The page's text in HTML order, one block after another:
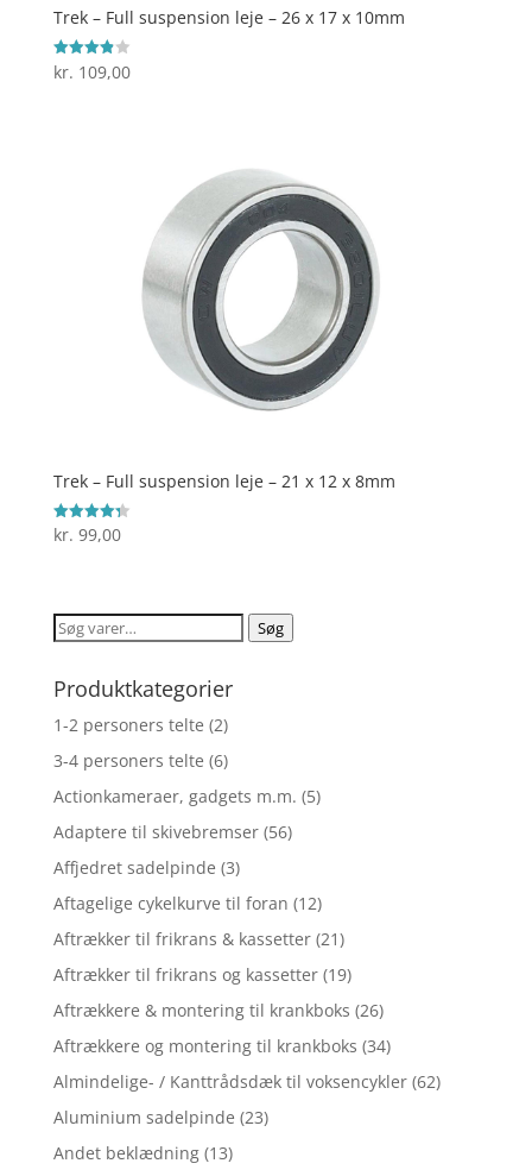
Trek – Full suspension leje – 26 x 17 x 10mm
Vurderet
3.9
kr. 109,00
Trek – Full suspension leje – 21 x 12 x 8mm
Vurderet
4.3
kr. 99,00
Søg
Søg
Produktkategorier
1-2 personers telte (2)
3-4 personers telte (6)
Actionkameraer, gadgets m.m. (5)
Adaptere til skivebremser (56)
Affjedret sadelpinde (3)
Aftagelige cykelkurve til foran (12)
Aftrækker til frikrans & kassetter (21)
Aftrækker til frikrans og kassetter (19)
Aftrækkere & montering til krankboks (26)
Aftrækkere og montering til krankboks (34)
Almindelige- / Kanttrådsdæk til voksencykler (62)
Aluminium sadelpinde (23)
Andet beklædning (13)